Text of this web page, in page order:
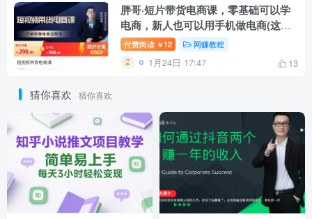
胖哥·短片带货电商课，零基础可以学
电商，新人也可以用手机做电商(这个
都可以)胖哥·短片带货电商课程，零基
础可学电商，新人也可用手机做电商
付费阅读 ￥ 12 网赚教程
1月24日 17:47 13
猜你喜欢 猜你喜欢